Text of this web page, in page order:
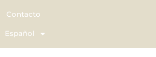
Contacto
Español